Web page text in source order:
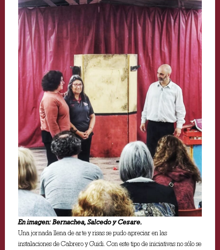
En imagen: Bernachea, Salcedo y Cesare.
Una jornada llena de arte y risas se pudo apreciar en las
instalaciones de Cabrero y Guidi. Con este tipo de iniciativas no sólo se